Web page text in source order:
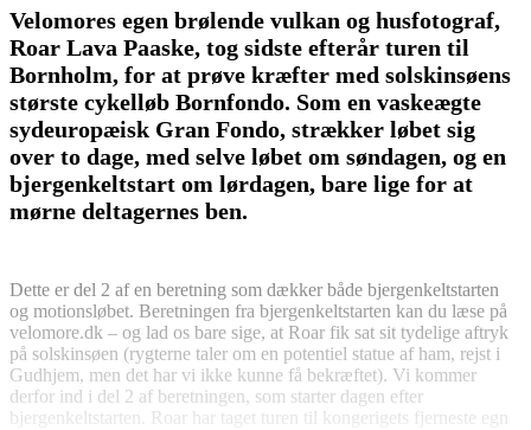
Velomores egen brølende vulkan og husfotograf,
Roar Lava Paaske, tog sidste efterår turen til
Bornholm, for at prøve kræfter med solskinsøens
største cykelløb Bornfondo. Som en vaskeægte
sydeuropæisk Gran Fondo, strækker løbet sig
over to dage, med selve løbet om søndagen, og en
bjergenkeltstart om lørdagen, bare lige for at
mørne deltagernes ben.
Dette er del 2 af en beretning som dækker både bjergenkeltstarten
og motionsløbet. Beretningen fra bjergenkeltstarten kan du læse på
velomore.dk – og lad os bare sige, at Roar fik sat sit tydelige aftryk
på solskinsøen (rygterne taler om en potentiel statue af ham, rejst i
Gudhjem, men det har vi ikke kunne få bekræftet). Vi kommer
derfor ind i del 2 af beretningen, som starter dagen efter
bjergenkeltstarten. Roar har taget turen til kongerigets fjerneste egn